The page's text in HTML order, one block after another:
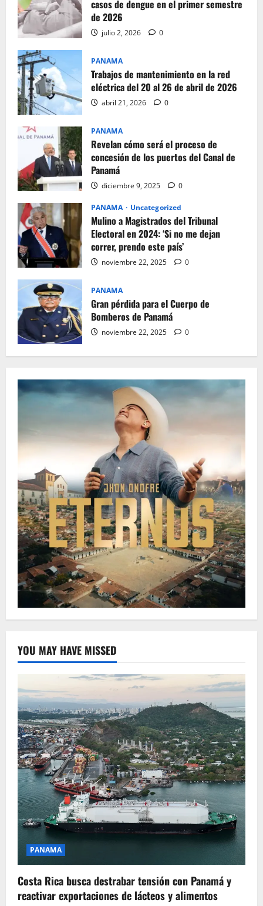
casos de dengue en el primer semestre
de 2026
julio 2, 2026 0
PANAMA
Trabajos de mantenimiento en la red
eléctrica del 20 al 26 de abril de 2026
abril 21, 2026 0
PANAMA
Revelan cómo será el proceso de
concesión de los puertos del Canal de
Panamá
diciembre 9, 2025 0
PANAMA Uncategorized
Mulino a Magistrados del Tribunal
Electoral en 2024: ‘Si no me dejan
correr, prendo este país’
noviembre 22, 2025 0
PANAMA
Gran pérdida para el Cuerpo de
Bomberos de Panamá
noviembre 22, 2025 0
YOU MAY HAVE MISSED
PANAMA
Costa Rica busca destrabar tensión con Panamá y
reactivar exportaciones de lácteos y alimentos